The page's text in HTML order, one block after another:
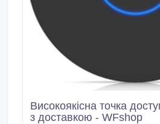
Високоякісна точка
з доставкою - WFshop